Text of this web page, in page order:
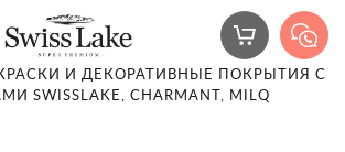
И ДЕКОРАТИВНЫЕ ПОКРЫТИЯ С
SWISSLAKE, CHARMANT, MILQ